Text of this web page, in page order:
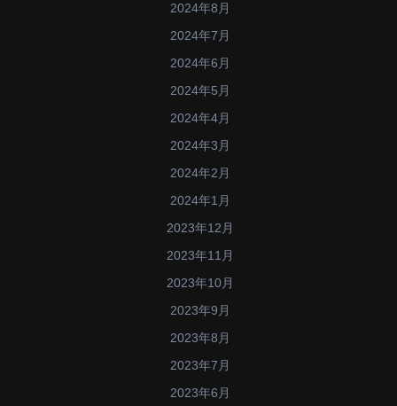
2024年8月
2024年7月
2024年6月
2024年5月
2024年4月
2024年3月
2024年2月
2024年1月
2023年12月
2023年11月
2023年10月
2023年9月
2023年8月
2023年7月
2023年6月